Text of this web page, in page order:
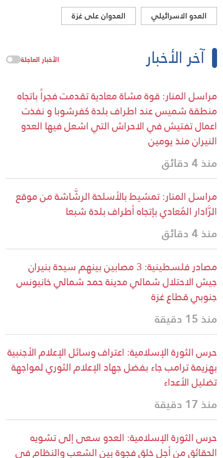
العدو الاسرائيلي العدوان على غزة
آخر الأخبار الأخبار العاجلة
مراسل المنار: قوة مشاة معادية تقدمت فجراً باتجاه
منطقة شميس عند اطراف بلدة كفرشوبا و نفذت
اعمال تفتيش في الاحراش التي اشعل فيها العدو
النيران منذ يومين
منذ 4 دقائق
مراسل المنار: تمشيط بالأسلحة الرشَّاشة من موقع
الرَّادار المُعادي بإتجاه أطراف بلدة شبعا
منذ 4 دقائق
مصادر فلسطينية: 3 مصابين بينهم سيدة بنيران
جيش الاحتلال شمالي مدينة حمد شمالي خانيونس
جنوبي قطاع غزة
منذ 15 دقيقة
حرس الثورة الإسلامية: اعتراف وسائل الإعلام الأجنبية
بهزيمة ترامب جاء بفضل جهاد الإعلام الثوري لمواجهة
تضليل الأعداء
منذ 17 دقيقة
حرس الثورة الإسلامية: العدو سعى إلى تشويه
الحقائق من أجل خلق فجوة بين الشعب والنظام في